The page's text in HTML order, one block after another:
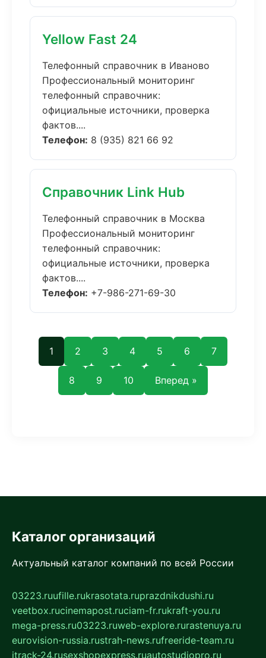
Yellow Fast 24
Телефонный справочник в Иваново
Профессиональный мониторинг
телефонный справочник:
официальные источники, проверка
фактов....
Телефон: 8 (935) 821 66 92
Справочник Link Hub
Телефонный справочник в Москва
Профессиональный мониторинг
телефонный справочник:
официальные источники, проверка
фактов....
Телефон: +7-986-271-69-30
1 2 3 4 5 6 7
8 9 10 Вперед »
Каталог организаций
Актуальный каталог компаний по всей России
03223.ruufille.rukrasotata.ruprazdnikdushi.ru
veetbox.rucinemapost.ruciam-fr.rukraft-you.ru
mega-press.ru03223.ruweb-explore.rurastenuya.ru
eurovision-russia.rustrah-news.rufreeride-team.ru
itrack-24.rusexshopexpress.ruautostudiopro.ru